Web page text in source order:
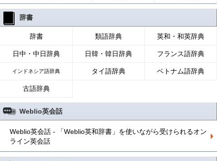
辞書
辞書 類語辞典 英和・和英辞典
日中・中日辞典 日韓・韓日辞典 フランス語辞典
インドネシア語辞典 タイ語辞典 ベトナム語辞典
古語辞典
Weblio英会話
Weblio英会話 - 「Weblio英和辞書」を使いながら受けられるオン
ライン英会話